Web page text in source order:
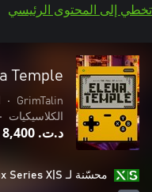
تخطي إلى المحتوى الرئيسي
Temple
GrimTalin
•
الكلاسيكيات
•
د.ت.‏ 8,400
محسّنة لـ Xbox Series X|S